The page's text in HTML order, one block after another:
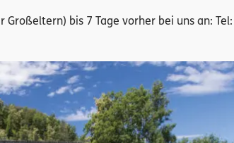
bis 7 Tage vorher bei uns an: Tel: